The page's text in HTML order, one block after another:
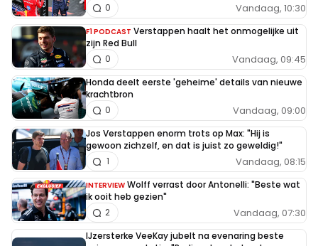
Vandaag, 10:30
0
F1 PODCAST Verstappen haalt het onmogelijke uit
zijn Red Bull
Vandaag, 09:45
0
Honda deelt eerste 'geheime' details van nieuwe
krachtbron
Vandaag, 09:00
0
Jos Verstappen enorm trots op Max: "Hij is
gewoon zichzelf, en dat is juist zo geweldig!"
Vandaag, 08:15
1
INTERVIEW Wolff verrast door Antonelli: "Beste wat
ik ooit heb gezien"
Vandaag, 07:30
2
IJzersterke VeeKay jubelt na evenaring beste